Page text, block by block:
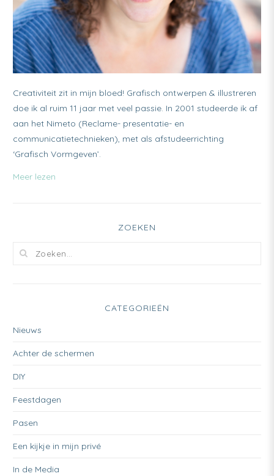
Creativiteit zit in mijn bloed! Grafisch ontwerpen & illustreren
doe ik al ruim 11 jaar met veel passie. In 2001 studeerde ik af
aan het Nimeto (Reclame- presentatie- en
communicatietechnieken), met als afstudeerrichting
‘Grafisch Vormgeven’.
Meer lezen
ZOEKEN
CATEGORIEËN
Nieuws
Achter de schermen
DIY
Feestdagen
Pasen
Een kijkje in mijn privé
In de Media